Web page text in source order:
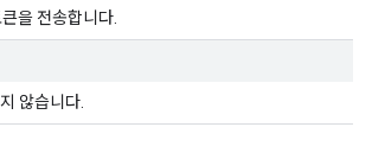
을 전송합니다.
않습니다.